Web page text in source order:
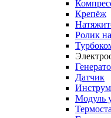
Крепёж
Ролик
Датчик
Модуль